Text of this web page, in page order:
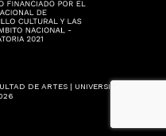
DE ARTES | UNIVERSIDAD DE